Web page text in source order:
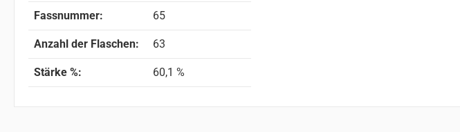
Fassnummer: 65
Anzahl der Flaschen: 63
Stärke %: 60,1 %